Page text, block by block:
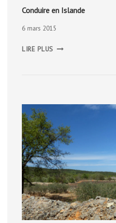
Conduire en Islande
6 mars 2015
LIRE PLUS